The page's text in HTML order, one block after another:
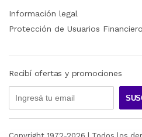
Información legal
Protección de Usuarios
Recibí ofertas y promociones